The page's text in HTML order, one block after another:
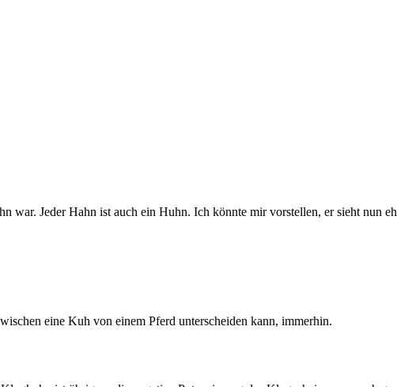
Jeder Hahn ist auch ein Huhn. Ich könnte mir vorstellen, er sieht nun
eine Kuh von einem Pferd unterscheiden kann, immerhin.